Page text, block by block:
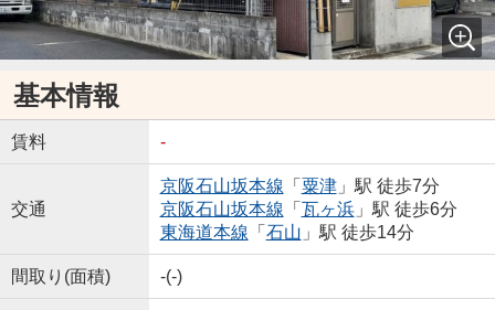
基本情報
賃料 -
交通
京阪石山坂本線 「 粟津」駅 徒歩7分
京阪石山坂本線 「 瓦ヶ浜」駅 徒歩6分
東海道本線 「 石山 」駅 徒歩14分
間取り(面積) -(-)